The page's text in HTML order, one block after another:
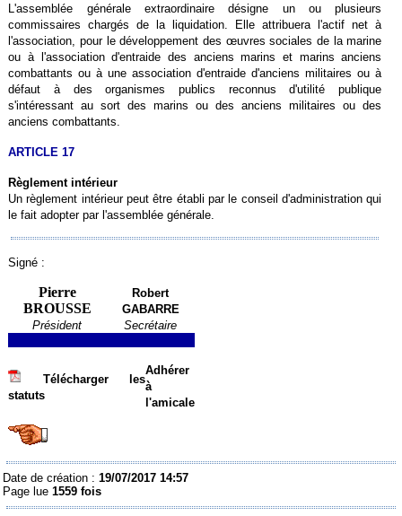
L'assemblée générale extraordinaire désigne un ou plusieurs
commissaires chargés de la liquidation. Elle attribuera l'actif net à
l'association, pour le développement des œuvres sociales de la marine
ou à l'association d'entraide des anciens marins et marins anciens
combattants ou à une association d'entraide d'anciens militaires ou à
défaut à des organismes publics reconnus d'utilité publique
s'intéressant au sort des marins ou des anciens militaires ou des
anciens combattants.
ARTICLE 17
Règlement intérieur
Un règlement intérieur peut être établi par le conseil d'administration qui
le fait adopter par l'assemblée générale.
Signé :
Pierre
BROUSSE
Président
Robert
GABARRE
Secrétaire
Télécharger les
statuts
Adhérer
à
l'amicale
Date de création :19/07/2017 14:57
Page lue1559 fois